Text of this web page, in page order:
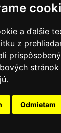
a ďalšie
z
Odmietam
|Hovorca KBS
noviny|